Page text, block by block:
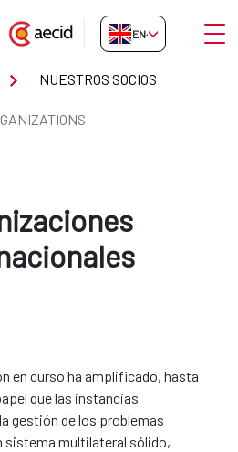
EN-GB
NUESTROS SOCIOS
en curso ha amplificado, hasta
que las instancias
gestión de los problemas
sistema multilateral sólido,